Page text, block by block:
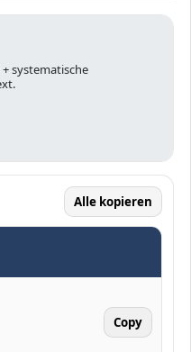
systematische
Alle kopieren
Copy